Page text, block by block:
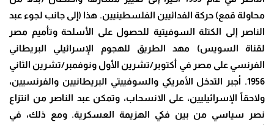
محاولة قمع) حركة الفدائيين الفلسطينيين. هذا (إلى جانب لجوء عبد
الناصر إلى الكتلة السوفيتية للحصول على الأسلحة وتأميم مصر
لقناة السويس) مهد الطريق للهجوم الإسرائيلي البريطاني
الفرنسي على مصر في أكتوبر/تشرين الأول ونوفمبر/تشرين الثاني
1956. أجبر التدخل الأمريكي والسوفييتي البريطانيين والفرنسيين،
ولاحقاً الإسرائيليين، على الانسحاب، وتمكن عبد الناصر من انتزاع
نصر سياسي من بين فكي الهزيمة العسكرية. ومع ذلك، في